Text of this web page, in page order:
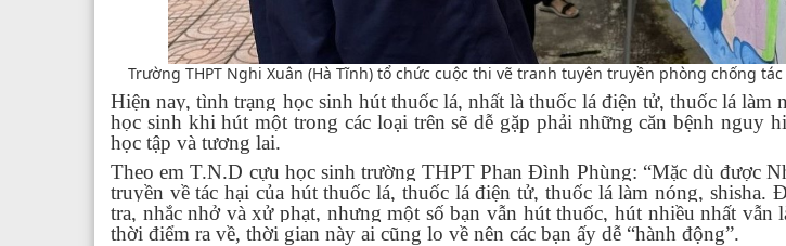
Trường THPT Nghi Xuân (Hà Tĩnh) tổ chức cuộc thi vẽ tranh tuyên truyền phòng chống
Hiện nay, tình trạng học sinh hút thuốc lá, nhất là thuốc lá điện tử, thuốc lá
học sinh khi hút một trong các loại trên sẽ dễ gặp phải những căn bệnh nguy
học tập và tương lai.
Theo em T.N.D cựu học sinh trường THPT Phan Đình Phùng: “Mặc dù được
truyền về tác hại của hút thuốc lá, thuốc lá điện tử, thuốc lá làm nóng, shisha.
tra, nhắc nhở và xử phạt, nhưng một số bạn vẫn hút thuốc, hút nhiều nhất vẫn
thời điểm ra về, thời gian này ai cũng lo về nên các bạn ấy dễ “hành động”.